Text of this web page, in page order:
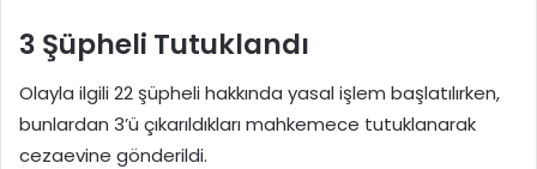
3 Şüpheli Tutuklandı
Olayla ilgili 22 şüpheli hakkında yasal işlem başlatılırken,
bunlardan 3’ü çıkarıldıkları mahkemece tutuklanarak
cezaevine gönderildi.